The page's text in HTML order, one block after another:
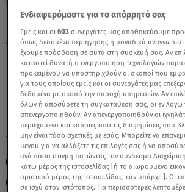
Καρκίνος Σήμερα 22/04/26: Οι
Από Την Άση Μπήλιου - Video
TAGS: ΑΣΗ ΜΠΗΛΙΟΥ ΚΑΡΚΙΝΟΣ
ΖΩΔΙΑ ΣΗΜΕΡΑ ΖΩΔΙΑ
ΑΣΤΡΟΛΟΓΙΚΕΣ
ΗΜΕΡΗΣΙΕΣ ΠΡΟΒΛΕΨΕΙΣ
Ενδιαφερόμαστε για το απόρρητό σας
Εμείς και οι603 συνεργάτες μας αποθηκεύουμε
όπως δεδομένα περιήγησης ή μοναδικά
έχουμε πρόσβαση σε αυτά στη συσκευή σας. Αν
καταστεί δυνατή η ενεργοποίηση τεχνολογιών
προκειμένου να υποστηριχθούν οι σκοποί που
για τους οποίους εμείς και οι συνεργάτες μας
δεδομένα με σκοπό την παροχή υπηρεσιών. Αν
όλων ή αποσύρετε τη συγκατάθεσή σας, οι εν λόγω
απενεργοποιηθούν. Αν απενεργοποιηθούν οι
περιεχόμενο και κάποιες από τις διαφημίσεις που
μην είναι τόσο σχετικές με εσάς. Μπορείτε να
μενού για να αλλάξετε τις επιλογές σας ή να
ανά πάσα στιγμή πατώντας τον σύνδεσμο
κάτω μέρος της ιστοσελίδας [ή το αιωρούμενο
αριστερό μέρος της ιστοσελίδας, εάν υπάρχει]. Οι
σε ισχύ στον Ιστότοπος. Για περισσότερες